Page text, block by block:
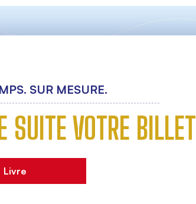
SUR MESURE.
SUITE VOTRE BILLET
Livre